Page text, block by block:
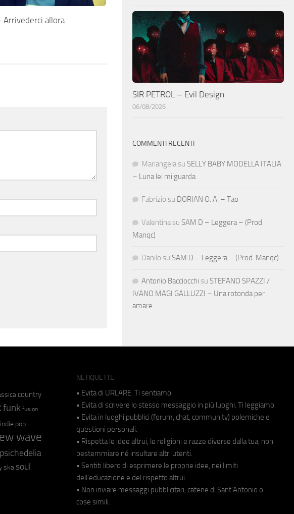
Arrivederci allora
SIR PETROL – Evil Design
06/08/2026
COMMENTI RECENTI
Mariangela su SELLY BABY MODELLA ITALIA
– Luna lei mi guarda
Fabrizio su DORIAN O. A. – Tao
Valentina su SAM D – Leggera – (Prod.
Manqc)
Danilo su SAM D – Leggera – (Prod. Manqc)
Antonio Bacciocchi su STEFANO SPAZZI /
IVANO MAGI GALLUZZI – Una rotonda per
amare
country
funk fusion
indie pop
wave
psichedelia
ska soul
NETIQUETTE
• Evita di URLARE. Ti sentiamo.
• Evita di scrivere lo stesso messaggio in più luoghi. Ti leggiamo.
• Evita in luoghi pubblici (forum, chat, community) polemiche e
questioni personali.
• Rispetta le idee altrui, le religioni e razze diverse dalla tua, non
bestemmiare né insultare altri utenti.
• Sentiti libero di esprimere le proprie idee, nei limiti
dell'educazione e del rispetto altrui.
• Non inviare messaggi pubblicitari, catene di Sant'Antonio o
cose simili.